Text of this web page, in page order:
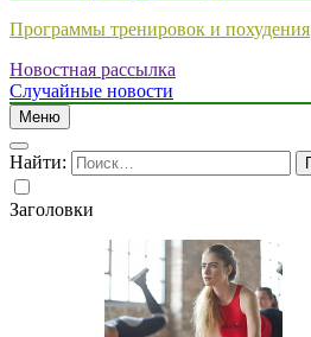
Программы тренировок и похудения
Новостная рассылка
Случайные новости
Меню
Найти:
Заголовки